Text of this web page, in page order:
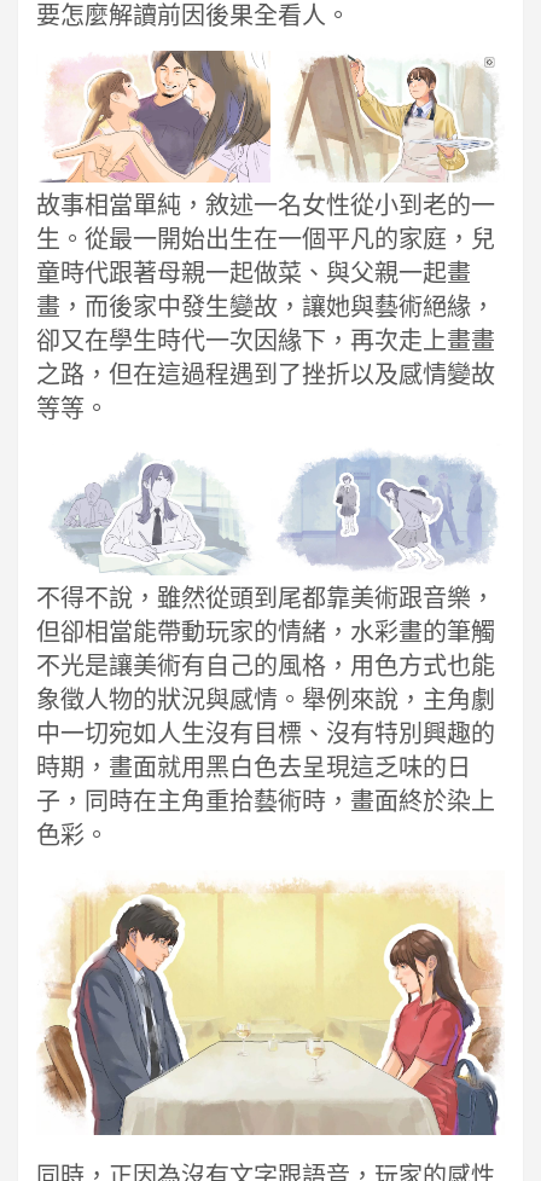
要怎麼解讀前因後果全看人。
故事相當單純，敘述一名女性從小到老的一
生。從最一開始出生在一個平凡的家庭，兒
童時代跟著母親一起做菜、與父親一起畫
畫，而後家中發生變故，讓她與藝術絕緣，
卻又在學生時代一次因緣下，再次走上畫畫
之路，但在這過程遇到了挫折以及感情變故
等等。
不得不說，雖然從頭到尾都靠美術跟音樂，
但卻相當能帶動玩家的情緒，水彩畫的筆觸
不光是讓美術有自己的風格，用色方式也能
象徵人物的狀況與感情。舉例來說，主角劇
中一切宛如人生沒有目標、沒有特別興趣的
時期，畫面就用黑白色去呈現這乏味的日
子，同時在主角重拾藝術時，畫面終於染上
色彩。